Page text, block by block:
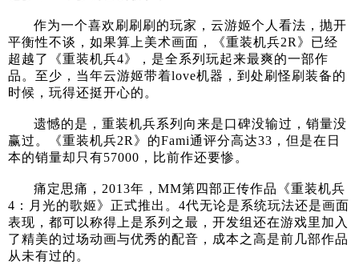
作为一个喜欢刷刷刷的玩家，云游姬个人看法，抛开
平衡性不谈，如果算上美术画面，《重装机兵2R》已经
超越了《重装机兵4》，是全系列玩起来最爽的一部作
品。至少，当年云游姬带着love机器，到处刷怪刷装备的
时候，玩得还挺开心的。
遗憾的是，重装机兵系列向来是口碑没输过，销量没
赢过。《重装机兵2R》的Fami通评分高达33，但是在日
本的销量却只有57000，比前作还要惨。
痛定思痛，2013年，MM第四部正传作品《重装机兵
4：月光的歌姬》正式推出。4代无论是系统玩法还是画面
表现，都可以称得上是系列之最，开发组还在游戏里加入
了精美的过场动画与优秀的配音，成本之高是前几部作品
从未有过的。